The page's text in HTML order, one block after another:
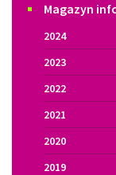
Magazyn
2024
2023
2022
2021
2020
2019